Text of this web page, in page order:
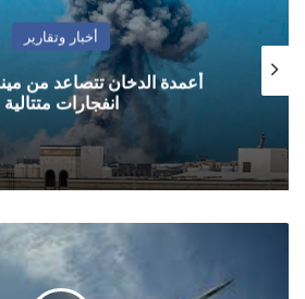
أخبار وتقارير
أعمدة الدخان تتصاعد من
انفجارات متتالية